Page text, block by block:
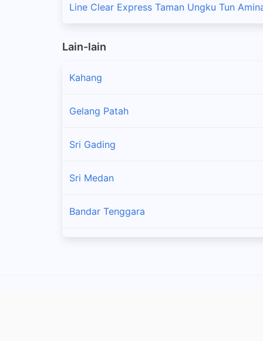
Line Clear Express Taman Ungku Tun
Lain-lain
Kahang
Gelang Patah
Sri Gading
Sri Medan
Bandar Tenggara